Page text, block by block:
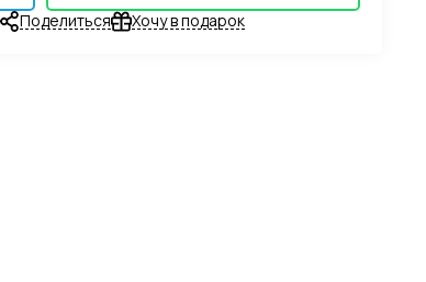
Поделиться Хочу в подарок